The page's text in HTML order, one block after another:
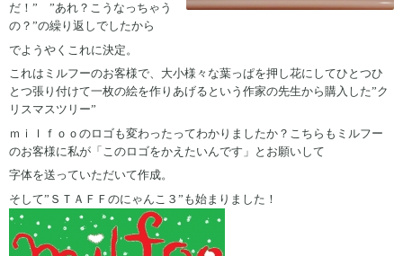
だ！” ”あれ？こうなっちゃう
の？”の繰り返しでしたから
でようやくこれに決定。
これはミルフーのお客様で、大小様々な葉っぱを押し花にしてひとつひ
とつ張り付けて一枚の絵を作りあげるという作家の先生から購入した”ク
リスマスツリー”
ｍｉｌｆｏｏのロゴも変わったってわかりましたか？こちらもミルフー
のお客様に私が「このロゴをかえたいんです」とお願いして
字体を送っていただいて作成。
そして”ＳＴＡＦＦのにゃんこ３”も始まりました！